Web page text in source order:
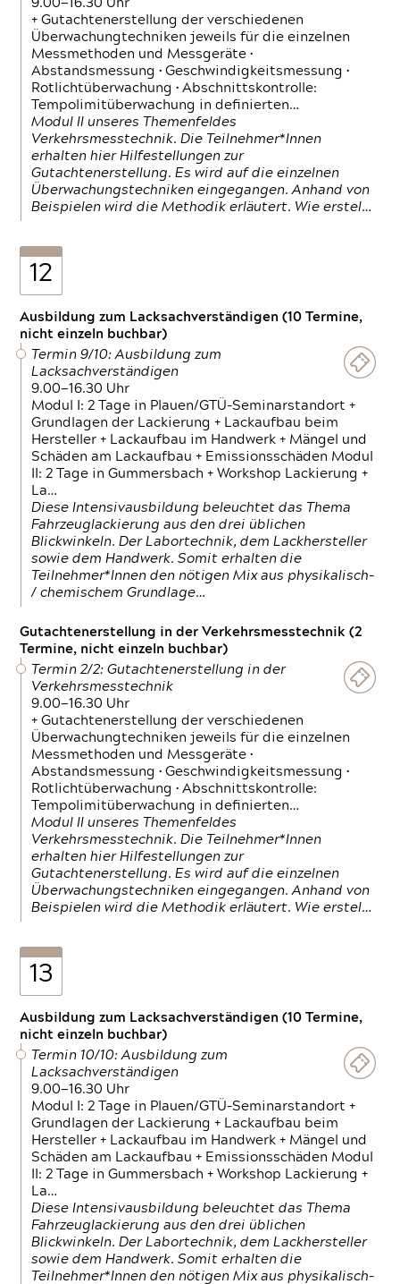
9.00—16.30 Uhr
+ Gutachtenerstellung der verschiedenen
Überwachungtechniken jeweils für die einzelnen
Messmethoden und Messgeräte •
Abstandsmessung • Geschwindigkeitsmessung •
Rotlichtüberwachung • Abschnittskontrolle:
Tempolimitüberwachung in definierten…
Modul II unseres Themenfeldes
Verkehrsmesstechnik. Die Teilnehmer*Innen
erhalten hier Hilfestellungen zur
Gutachtenerstellung. Es wird auf die einzelnen
Überwachungstechniken eingegangen. Anhand von
Beispielen wird die Methodik erläutert. Wie erstel…
12
Ausbildung zum Lacksachverständigen (10 Termine,
nicht einzeln buchbar)
Termin 9/10: Ausbildung zum
Lacksachverständigen
9.00—16.30 Uhr
Modul I: 2 Tage in Plauen/GTÜ-Seminarstandort +
Grundlagen der Lackierung + Lackaufbau beim
Hersteller + Lackaufbau im Handwerk + Mängel und
Schäden am Lackaufbau + Emissionsschäden Modul
II: 2 Tage in Gummersbach + Workshop Lackierung +
La…
Diese Intensivausbildung beleuchtet das Thema
Fahrzeuglackierung aus den drei üblichen
Blickwinkeln. Der Labortechnik, dem Lackhersteller
sowie dem Handwerk. Somit erhalten die
Teilnehmer*Innen den nötigen Mix aus physikalisch-
/ chemischem Grundlage…
Gutachtenerstellung in der Verkehrsmesstechnik (2
Termine, nicht einzeln buchbar)
Termin 2/2: Gutachtenerstellung in der
Verkehrsmesstechnik
9.00—16.30 Uhr
+ Gutachtenerstellung der verschiedenen
Überwachungtechniken jeweils für die einzelnen
Messmethoden und Messgeräte •
Abstandsmessung • Geschwindigkeitsmessung •
Rotlichtüberwachung • Abschnittskontrolle:
Tempolimitüberwachung in definierten…
Modul II unseres Themenfeldes
Verkehrsmesstechnik. Die Teilnehmer*Innen
erhalten hier Hilfestellungen zur
Gutachtenerstellung. Es wird auf die einzelnen
Überwachungstechniken eingegangen. Anhand von
Beispielen wird die Methodik erläutert. Wie erstel…
13
Ausbildung zum Lacksachverständigen (10 Termine,
nicht einzeln buchbar)
Termin 10/10: Ausbildung zum
Lacksachverständigen
9.00—16.30 Uhr
Modul I: 2 Tage in Plauen/GTÜ-Seminarstandort +
Grundlagen der Lackierung + Lackaufbau beim
Hersteller + Lackaufbau im Handwerk + Mängel und
Schäden am Lackaufbau + Emissionsschäden Modul
II: 2 Tage in Gummersbach + Workshop Lackierung +
La…
Diese Intensivausbildung beleuchtet das Thema
Fahrzeuglackierung aus den drei üblichen
Blickwinkeln. Der Labortechnik, dem Lackhersteller
sowie dem Handwerk. Somit erhalten die
Teilnehmer*Innen den nötigen Mix aus physikalisch-